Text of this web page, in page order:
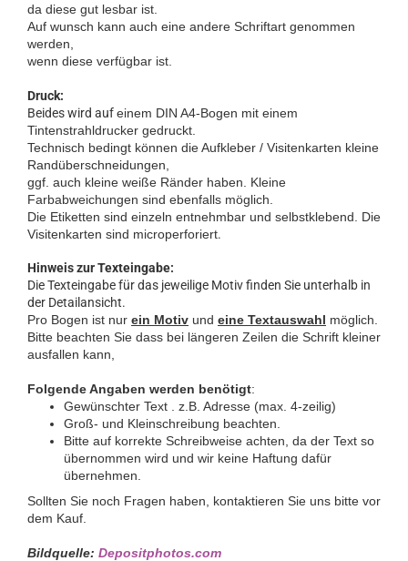
da diese gut lesbar ist.
Auf wunsch kann auch eine andere Schriftart genommen
werden,
wenn diese verfügbar ist.
Druck:
Beides wird aufeinem DIN A4-Bogen mit einem
Tintenstrahldrucker gedruckt.
Technisch bedingt können die Aufkleber / Visitenkarten kleine
Randüberschneidungen,
ggf. auch kleine weiße Ränder haben. Kleine
Farbabweichungen sind ebenfalls möglich.
Die Etiketten sind einzeln entnehmbar und selbstklebend. Die
Visitenkarten sind microperforiert.
Hinweis zur Texteingabe:
Die Texteingabe für das jeweilige Motiv finden Sie unterhalb in
der Detailansicht.
Pro Bogen ist nur ein Motiv und eine Textauswahl möglich.
Bitte beachten Sie dass bei längeren Zeilen die Schrift kleiner
ausfallen kann,
Folgende Angaben werden benötigt:
Gewünschter Text . z.B. Adresse (max. 4-zeilig)
Groß- und Kleinschreibung beachten.
Bitte auf korrekte Schreibweise achten, da der Text so
übernommen wird und wir keine Haftung dafür
übernehmen.
Sollten Sie noch Fragen haben, kontaktieren Sie uns bitte vor
dem Kauf.
Bildquelle: Depositphotos.com